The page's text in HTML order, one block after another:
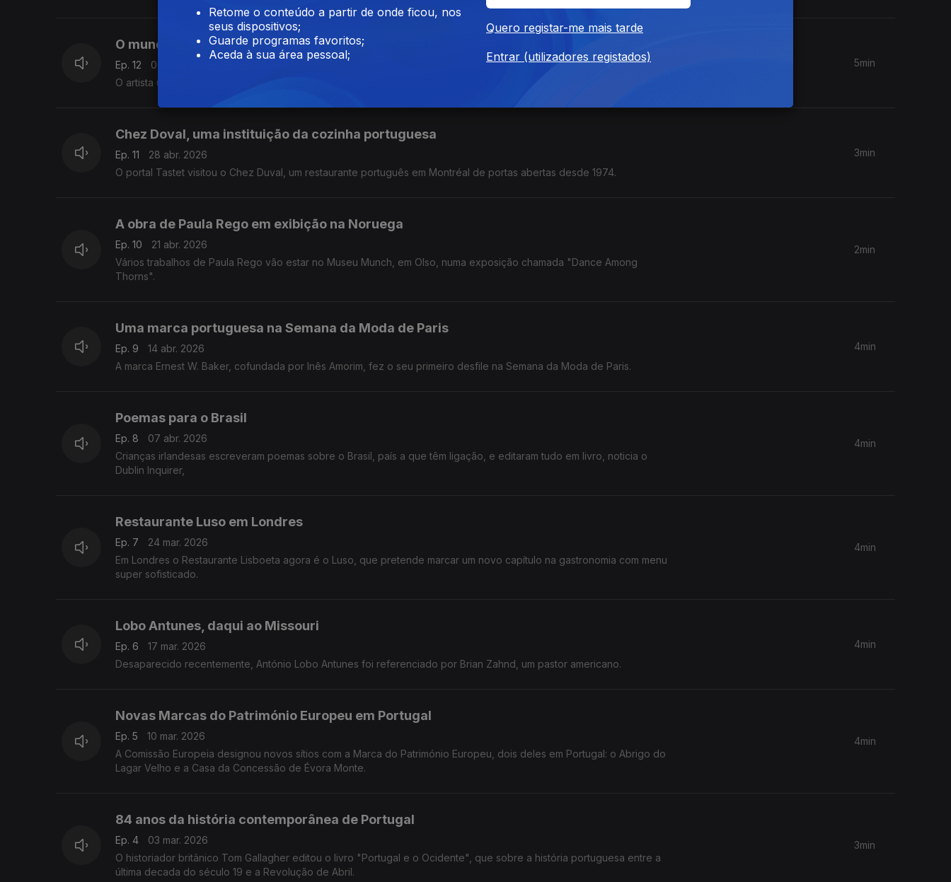
O mundo segundo Vhils
Ep. 12
06 mai. 2026
O artista urbano português foi convidado para figurar numa edição especial da revista Courrier International.
5min
Chez Doval, uma instituição da cozinha portuguesa
Ep. 11
28 abr. 2026
O portal Tastet visitou o Chez Duval, um restaurante português em Montréal de portas abertas desde 1974.
3min
A obra de Paula Rego em exibição na Noruega
Ep. 10
21 abr. 2026
Vários trabalhos de Paula Rego vão estar no Museu Munch, em Olso, numa exposição chamada "Dance Among
Thorns".
2min
Uma marca portuguesa na Semana da Moda de Paris
Ep. 9
14 abr. 2026
A marca Ernest W. Baker, cofundada por Inês Amorim, fez o seu primeiro desfile na Semana da Moda de Paris.
4min
Poemas para o Brasil
Ep. 8
07 abr. 2026
Crianças irlandesas escreveram poemas sobre o Brasil, país a que têm ligação, e editaram tudo em livro, noticia o
Dublin Inquirer,
4min
Restaurante Luso em Londres
Ep. 7
24 mar. 2026
Em Londres o Restaurante Lisboeta agora é o Luso, que pretende marcar um novo capítulo na gastronomia com menu
super sofisticado.
4min
Lobo Antunes, daqui ao Missouri
Ep. 6
17 mar. 2026
Desaparecido recentemente, António Lobo Antunes foi referenciado por Brian Zahnd, um pastor americano.
4min
Novas Marcas do Património Europeu em Portugal
Ep. 5
10 mar. 2026
A Comissão Europeia designou novos sítios com a Marca do Património Europeu, dois deles em Portugal: o Abrigo do
Lagar Velho e a Casa da Concessão de Évora Monte.
4min
84 anos da história contemporânea de Portugal
Ep. 4
03 mar. 2026
O historiador britânico Tom Gallagher editou o livro "Portugal e o Ocidente", que sobre a história portuguesa entre a
última decada do século 19 e a Revolução de Abril.
3min
Retome o conteúdo a partir de onde ficou, nos
seus dispositivos;
Guarde programas favoritos;
Aceda à sua área pessoal;
Quero registar-me mais tarde
Entrar (utilizadores registados)